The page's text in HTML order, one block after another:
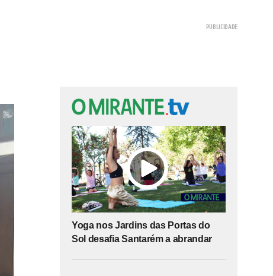
Yoga nos Jardins das Portas do
Sol desafia Santarém a abrandar